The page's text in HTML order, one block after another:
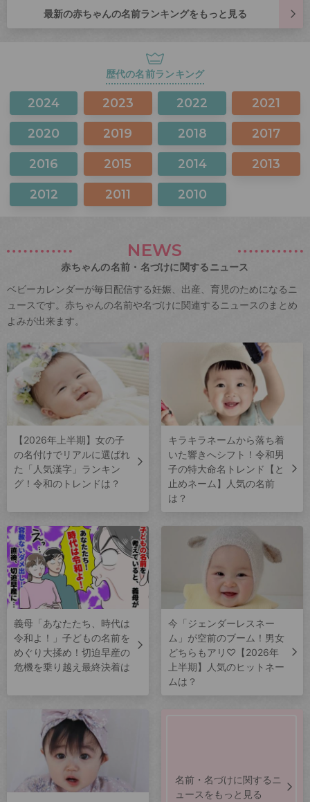
最新の赤ちゃんの名前ランキングをもっと見る
歴代の名前ランキング
2024 2023 2022 2021
2020 2019 2018 2017
2016 2015 2014 2013
2012 2011 2010
NEWS
赤ちゃんの名前・名づけに関するニュース
ベビーカレンダーが毎日配信する妊娠、出産、育児のためになるニ
ュースです。赤ちゃんの名前や名づけに関連するニュースのまとめ
よみが出来ます。
【2026年上半期】女の子
の名付けでリアルに選ばれ
た「人気漢字」ランキン
グ！令和のトレンドは？
キラキラネームから落ち着
いた響きへシフト！令和男
子の特大命名トレンド【と
止めネーム】人気の名前
は？
義母「あなたたち、時代は
令和よ！」子どもの名前を
めぐり大揉め！切迫早産の
危機を乗り越え最終決着は
今「ジェンダーレスネー
ム」が空前のブーム！男女
どちらもアリ♡【2026年
上半期】人気のヒットネー
ムは？
名前・名づけに関するニ
ュースをもっと見る